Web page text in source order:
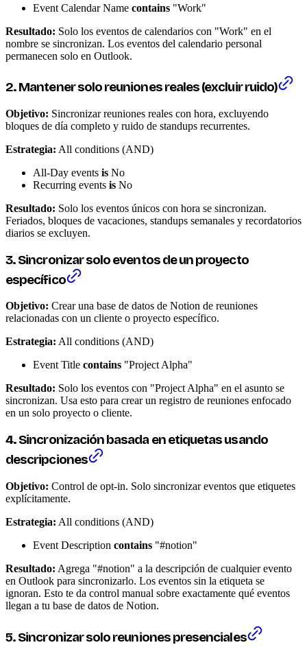
Event Calendar Name contains "Work"
Resultado: Solo los eventos de calendarios con "Work" en el
nombre se sincronizan. Los eventos del calendario personal
permanecen solo en Outlook.
2. Mantener solo reuniones reales (excluir ruido)
Objetivo: Sincronizar reuniones reales con hora, excluyendo
bloques de día completo y ruido de standups recurrentes.
Estrategia: All conditions (AND)
All-Day events is No
Recurring events is No
Resultado: Solo los eventos únicos con hora se sincronizan.
Feriados, bloques de vacaciones, standups semanales y recordatorios
diarios se excluyen.
3. Sincronizar solo eventos de un proyecto
específico
Objetivo: Crear una base de datos de Notion de reuniones
relacionadas con un cliente o proyecto específico.
Estrategia: All conditions (AND)
Event Title contains "Project Alpha"
Resultado: Solo los eventos con "Project Alpha" en el asunto se
sincronizan. Usa esto para crear un registro de reuniones enfocado
en un solo proyecto o cliente.
4. Sincronización basada en etiquetas usando
descripciones
Objetivo: Control de opt-in. Solo sincronizar eventos que etiquetes
explícitamente.
Estrategia: All conditions (AND)
Event Description contains "#notion"
Resultado: Agrega "#notion" a la descripción de cualquier evento
en Outlook para sincronizarlo. Los eventos sin la etiqueta se
ignoran. Esto te da control manual sobre exactamente qué eventos
llegan a tu base de datos de Notion.
5. Sincronizar solo reuniones presenciales